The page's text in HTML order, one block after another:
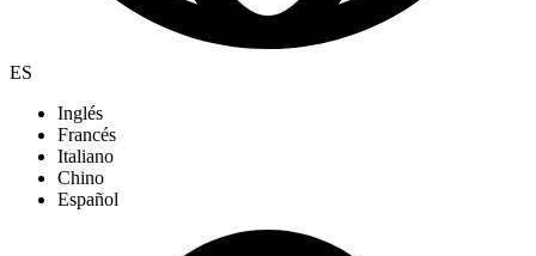
ES
Inglés
Francés
Italiano
Chino
Español